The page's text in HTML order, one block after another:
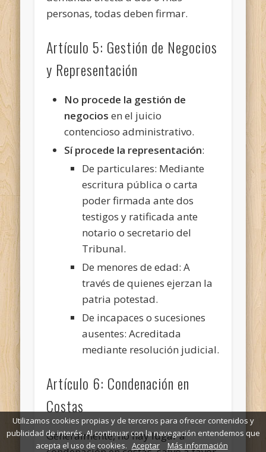
personas, todas deben firmar.
Artículo 5: Gestión de Negocios
y Representación
No procede la gestión de
negocios en el juicio
contencioso administrativo.
Sí procede la representación:
De particulares: Mediante
escritura pública o carta
poder firmada ante dos
testigos y ratificada ante
notario o secretario del
Tribunal.
De menores de edad: A
través de quienes ejerzan la
patria potestad.
De incapaces o sucesiones
ausentes: Acreditada
mediante resolución judicial.
Artículo 6: Condenación en
Costas
Generalmente, no hay lugar a
Utilizamos cookies propias y de terceros para ofrecer contenidos y
publicidad de interés. Al continuar con la navegación entendemos que
acepta el uso de cookies. Aceptar Más información